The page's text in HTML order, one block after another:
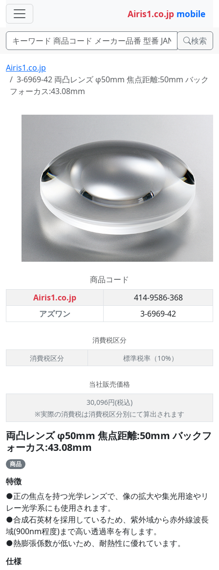
Airis1.co.jp mobile
検索
Airis1.co.jp
3-6969-42 両凸レンズ φ50mm 焦点距離:50mm バック
フォーカス:43.08mm
商品コード
Airis1.co.jp
414-9586-368
アズワン
3-6969-42
消費税区分
消費税区分
標準税率（10%）
当社販売価格
30,096円(税込)
※実際の消費税は消費税区分別にて算出されます
両凸レンズ φ50mm 焦点距離:50mm バックフ
ォーカス:43.08mm
商品
特徴
●正の焦点を持つ光学レンズで、像の拡大や集光用途やリ
レー光学系にも使用されます。
●合成石英材を採用しているため、紫外域から赤外線波長
域(900nm程度)まで高い透過率を有します。
●熱膨張係数が低いため、耐熱性に優れています。
仕様